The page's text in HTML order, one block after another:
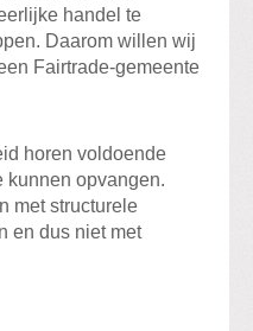
handel te
Daarom willen wij
Fairtrade-gemeente
horen voldoende
kunnen opvangen.
met structurele
en dus niet met